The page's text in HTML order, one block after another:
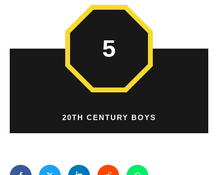
20TH CENTURY BOYS
5